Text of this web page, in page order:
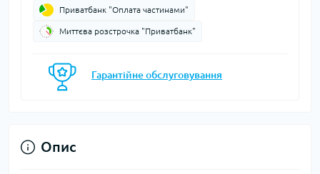
Приватбанк "Оплата частинами"
Миттєва розстрочка "Приватбанк"
Гарантійне обслуговування
Опис